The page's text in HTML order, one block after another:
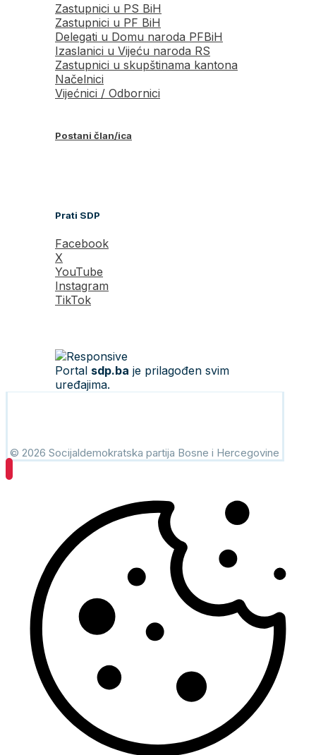
Zastupnici u PS BiH
Zastupnici u PF BiH
Delegati u Domu naroda PFBiH
Izaslanici u Vijeću naroda RS
Zastupnici u skupštinama kantona
Načelnici
Vijećnici / Odbornici
Postani član/ica
Prati SDP
Facebook
X
YouTube
Instagram
TikTok
Portal sdp.ba je prilagođen svim
uređajima.
© 2026 Socijaldemokratska partija Bosne i Hercegovine